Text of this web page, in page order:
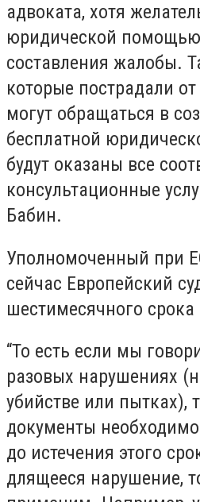
адвоката, хотя
юридической помощью
составления жалобы.
которые пострадали
могут обращаться в
бесплатной
будут оказаны все
консультационные
Бабин.
Уполномоченный при
сейчас Европейский
шестимесячного срока
“То есть если мы
разовых нарушениях
убийстве или пытках),
документы
до истечения этого
длящееся нарушение,